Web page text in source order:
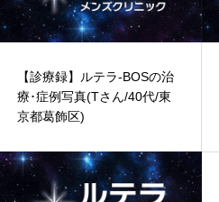
【診療録】ルテラ-BOSの治
療･症例写真(Tさん/40代/東
京都葛飾区)